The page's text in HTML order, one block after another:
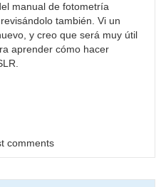
manual de fotometría
también. Vi un
y creo que será muy útil
aprender cómo hacer
comments